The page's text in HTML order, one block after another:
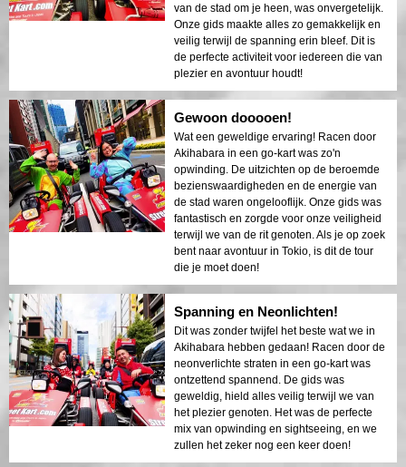
van de stad om je heen, was onvergetelijk.
Onze gids maakte alles zo gemakkelijk en
veilig terwijl de spanning erin bleef. Dit is
de perfecte activiteit voor iedereen die van
plezier en avontuur houdt!
Gewoon dooooen!
Wat een geweldige ervaring! Racen door
Akihabara in een go-kart was zo'n
opwinding. De uitzichten op de beroemde
bezienswaardigheden en de energie van
de stad waren ongelooflijk. Onze gids was
fantastisch en zorgde voor onze veiligheid
terwijl we van de rit genoten. Als je op zoek
bent naar avontuur in Tokio, is dit de tour
die je moet doen!
Spanning en Neonlichten!
Dit was zonder twijfel het beste wat we in
Akihabara hebben gedaan! Racen door de
neonverlichte straten in een go-kart was
ontzettend spannend. De gids was
geweldig, hield alles veilig terwijl we van
het plezier genoten. Het was de perfecte
mix van opwinding en sightseeing, en we
zullen het zeker nog een keer doen!